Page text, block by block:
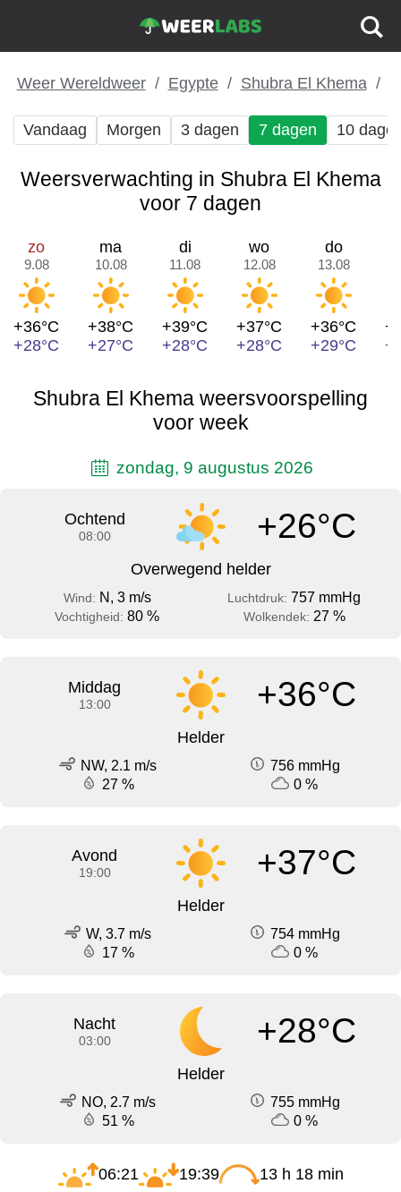
Weer Wereldweer Egypte Shubra El Khema
Vandaag Morgen 3 dagen 7 dagen 10
Weersverwachting in Shubra El Khema
voor 7 dagen
zo
9.08
+36°C
+28°C
ma
10.08
+38°C
+27°C
di
11.08
+39°C
+28°C
wo
12.08
+37°C
+28°C
do
13.08
+36°C
+29°C
Shubra El Khema weersvoorspelling
voor week
zondag, 9 augustus 2026
Ochtend
08:00 +26°C
Overwegend helder
Wind: N, 3 m/s Luchtdruk: 757 mmHg
Vochtigheid: 80 % Wolkendek: 27 %
Middag
13:00 +36°C
Helder
NW, 2.1 m/s
756 mmHg
27 %
0 %
Avond
19:00 +37°C
Helder
W, 3.7 m/s
754 mmHg
17 %
0 %
Nacht
03:00 +28°C
Helder
NO, 2.7 m/s
755 mmHg
51 %
0 %
06:21 19:39 13 h 18 min